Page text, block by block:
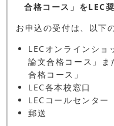
合格コース」をLEC
お申込の受付は、以下
LECオンラインシ
論文合格コース」
合格コース」
LEC各本校窓口
LECコールセンタ
郵送